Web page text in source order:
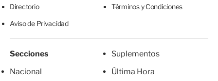
Directorio Términos y Condiciones
Aviso de Privacidad
Secciones
Nacional
Suplementos
Última Hora